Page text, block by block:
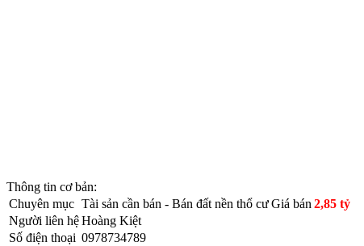
Thông tin cơ bản:
Chuyên mục Tài sản cần bán - Bán đất nền thổ cưGiá bán 2,85 tỷ
Người liên hệHoàng Kiệt
Số điện thoại 0978734789